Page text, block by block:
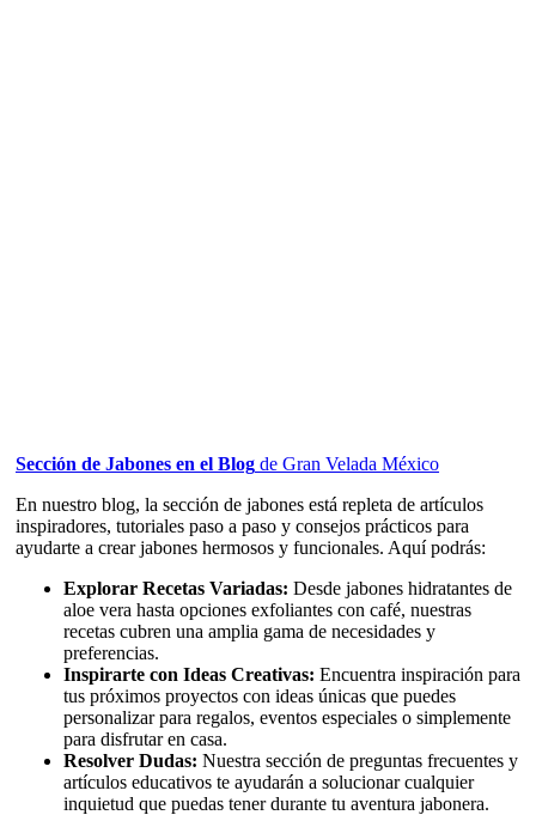
Sección de Jabones en el Blog de Gran Velada México
En nuestro blog, la sección de jabones está repleta de artículos
inspiradores, tutoriales paso a paso y consejos prácticos para
ayudarte a crear jabones hermosos y funcionales. Aquí podrás:
Explorar Recetas Variadas: Desde jabones hidratantes de
aloe vera hasta opciones exfoliantes con café, nuestras
recetas cubren una amplia gama de necesidades y
preferencias.
Inspirarte con Ideas Creativas: Encuentra inspiración para
tus próximos proyectos con ideas únicas que puedes
personalizar para regalos, eventos especiales o simplemente
para disfrutar en casa.
Resolver Dudas: Nuestra sección de preguntas frecuentes y
artículos educativos te ayudarán a solucionar cualquier
inquietud que puedas tener durante tu aventura jabonera.